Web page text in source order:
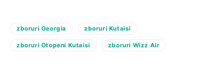
zboruri Georgia zboruri Kutaisi
zboruri Otopeni Kutaisi zboruri Wizz Air